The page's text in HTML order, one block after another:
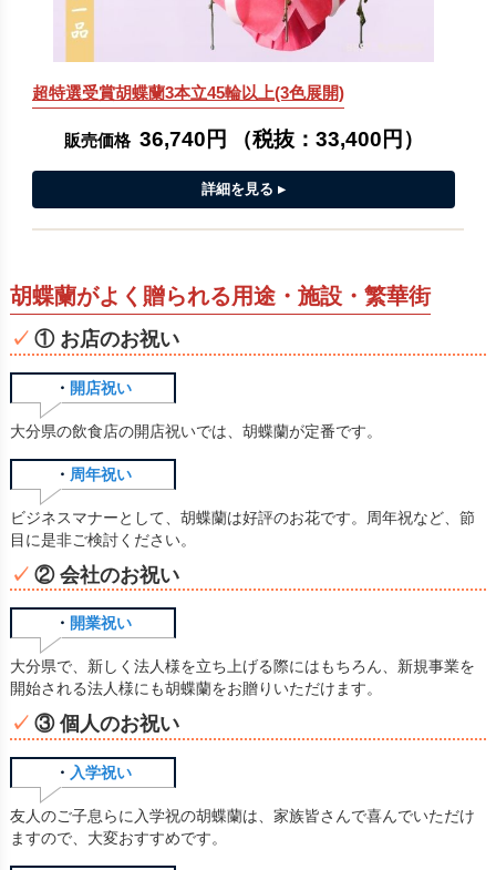
超特選受賞胡蝶蘭3本立45輪以上(3色展開)
販売価格 36,740円 （税抜： 33,400円 ）
胡蝶蘭がよく贈られる用途・施設・繁華街
① お店のお祝い
・ 開店祝い
大分県の飲食店の開店祝いでは、胡蝶蘭が定番です。
・ 周年祝い
ビジネスマナーとして、胡蝶蘭は好評のお花です。周年祝など、節
目に是非ご検討ください。
② 会社のお祝い
・ 開業祝い
大分県で、新しく法人様を立ち上げる際にはもちろん、新規事業を
開始される法人様にも胡蝶蘭をお贈りいただけます。
③ 個人のお祝い
・ 入学祝い
友人のご子息らに入学祝の胡蝶蘭は、家族皆さんで喜んでいただけ
ますので、大変おすすめです。